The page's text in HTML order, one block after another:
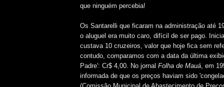
que ninguém percebia!
Os Santarelli que ficaram na administração até
o aluguel era muito caro, difícil de ser pago.
custava 10 cruzeiros, valor que hoje fica sem
contudo, comparamos com a data da última
Padre': Cr$ 4,00. No jornal Folha de Mauá , em
informada de que os preços haviam sido
(Comissão Municipal de Abastecimento de